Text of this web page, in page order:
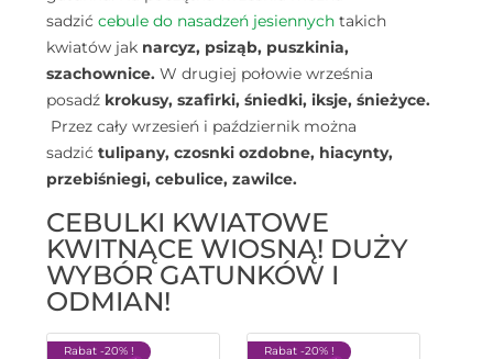
sadzić cebule do nasadzeń jesiennych takich
kwiatów jak narcyz, psiząb, puszkinia,
szachownice. W drugiej połowie września
posadź krokusy, szafirki, śniedki, iksje, śnieżyce.
Przez cały wrzesień i październik można
sadzić tulipany, czosnki ozdobne, hiacynty,
przebiśniegi, cebulice, zawilce.
CEBULKI KWIATOWE
KWITNĄCE WIOSNĄ! DUŻY
WYBÓR GATUNKÓW I
ODMIAN!
Rabat -20% ! Rabat -20% !